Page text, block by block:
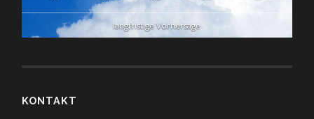
langfristige Vorhersage
KONTAKT